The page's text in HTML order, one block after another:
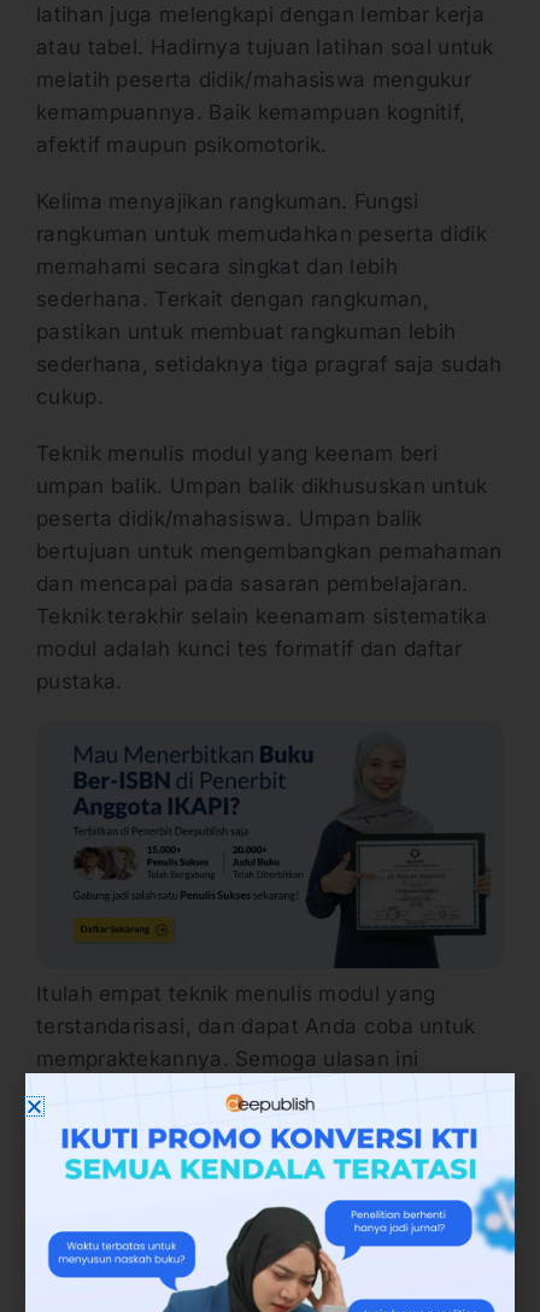
latihan juga melengkapi dengan lembar kerja
atau tabel. Hadirnya tujuan latihan soal untuk
melatih peserta didik/mahasiswa mengukur
kemampuannya. Baik kemampuan kognitif,
afektif maupun psikomotorik.
Kelima menyajikan rangkuman. Fungsi
rangkuman untuk memudahkan peserta didik
memahami secara singkat dan lebih
sederhana. Terkait dengan rangkuman,
pastikan untuk membuat rangkuman lebih
sederhana, setidaknya tiga pragraf saja sudah
cukup.
Teknik menulis modul yang keenam beri
umpan balik. Umpan balik dikhususkan untuk
peserta didik/mahasiswa. Umpan balik
bertujuan untuk mengembangkan pemahaman
dan mencapai pada sasaran pembelajaran.
Teknik terakhir selain keenamam sistematika
modul adalah kunci tes formatif dan daftar
pustaka.
Itulah empat teknik menulis modul yang
terstandarisasi, dan dapat Anda coba untuk
mempraktekannya. Semoga ulasan ini
bermanfaat dan mempu memberi semangat
untuk Anda. (Elisa)
Referensi:
LKPP-UNHAS. 2015.Bahan Ajar, Buku Ajar,
Modul dan Panduan Praktik. Makasar.